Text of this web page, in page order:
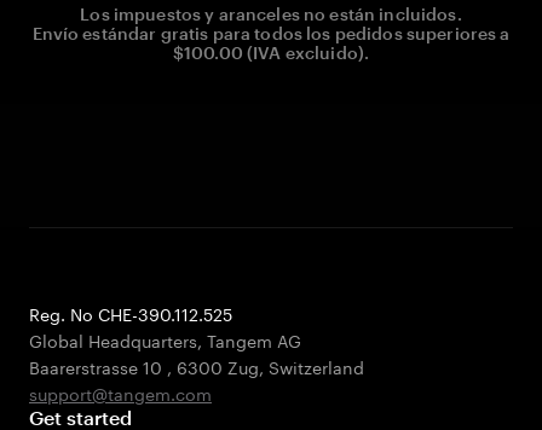
Los impuestos y aranceles no están incluidos.
Envío estándar gratis para todos los pedidos superiores a
$100.00 (IVA excluido).
Reg. No CHE-390.112.525
Global Headquarters, Tangem AG
Baarerstrasse 10 , 6300 Zug, Switzerland
support@tangem.com
Get started